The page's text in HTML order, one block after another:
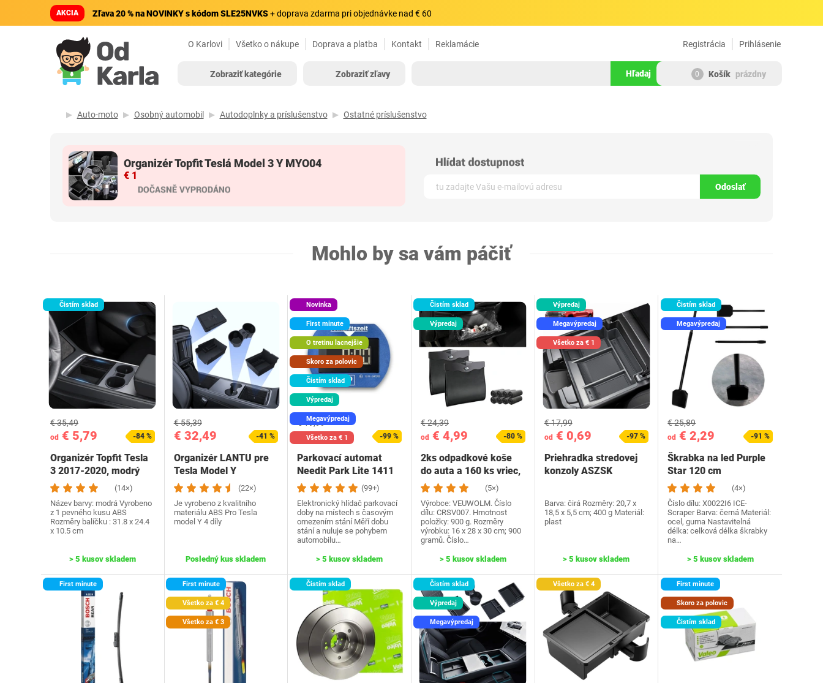
AKCIA Zľava 20 % na NOVINKY s kódom SLE25NVKS+ doprava zdarma pri objednávke nad € 60
O Karlovi Všetko o nákupe Doprava a platba Kontakt Reklamácie Prihlásenie
Registrácia
Zobraziť kategórie Zobraziť zľavy Hľadaj 0 Košík prázdny
Auto-moto Osobný automobil Autodoplnky a príslušenstvo Ostatné príslušenstvo
Organizér Topfit Teslá Model 3 Y MYO04
€ 1
Odoslať
Mohlo by sa vám páčiť
Čistím sklad
od € 5,79
€ 35,49
-84 %
Organizér Topfit Tesla
3 2017-2020, modrý
(14×)
Název barvy: modrá Vyrobeno
z 1 pevného kusu ABS
Rozměry balíčku : 31.8 x 24.4
x 10.5 cm
> 5 kusov skladem
€ 32,49
€ 55,39
-41 %
Organizér LANTU pre
Tesla Model Y
(22×)
Je vyrobeno z kvalitního
materiálu ABS Pro Tesla
model Y 4 díly
Posledný kus skladem
Novinka
First minute
O tretinu lacnejšie
Skoro za polovic
Čistím sklad
Výpredaj
Megavýpredaj
Všetko za € 1
€ 0,29
€ 19,99
-99 %
Parkovací automat
Needit Park Lite 1411
(99+)
Elektronický hlídač parkovací
doby na místech s časovým
omezením stání Měří dobu
stání a nuluje se pohybem
automobilu…
> 5 kusov skladem
Čistím sklad
Výpredaj
od€ 4,99
€ 24,39
-80 %
2ks odpadkové koše
do auta a 160 ks vriec,
(5×)
Výrobce: ‎VEUWOLM. Číslo
dílu: CRSV007. Hmotnost
položky: 900 g. Rozměry
výrobku: ‎16 x 28 x 30 cm; 900
gramů. Číslo…
> 5 kusov skladem
Výpredaj
Megavýpredaj
Všetko za € 1
od€ 0,69
€ 17,99
-97 %
Priehradka stredovej
konzoly ASZSK
Barva: čirá Rozměry: ‎20,7 x
18,5 x 5,5 cm; 400 g Materiál:
plast
> 5 kusov skladem
Čistím sklad
Megavýpredaj
od € 2,29
€ 25,89
-91 %
Škrabka na led Purple
Star 120 cm
(4×)
Číslo dílu: ‎X0022I6 ICE-
Scraper Barva: černá Materiál:
ocel, guma Nastavitelná
délka: celková délka škrabky
na…
> 5 kusov skladem
First minute First minute
Všetko za € 4
Všetko za € 3
Čistím sklad Čistím sklad
Výpredaj
Megavýpredaj
Všetko za € 4 First minute
Skoro za polovic
Čistím sklad